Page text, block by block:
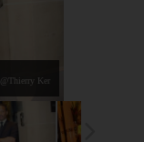
@Thierry Ker